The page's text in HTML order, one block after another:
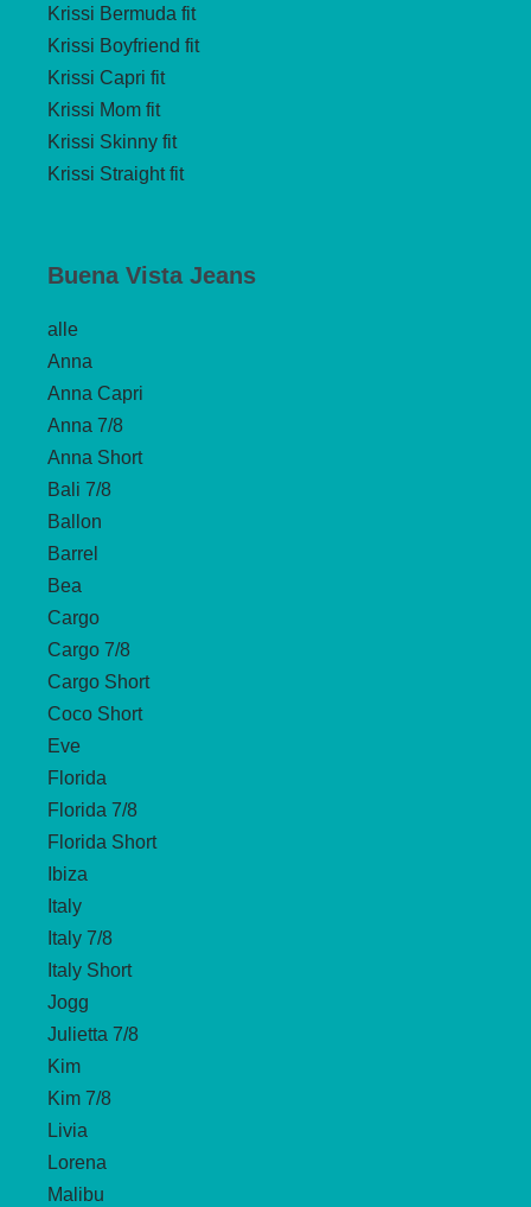
Krissi Bermuda fit
Krissi Boyfriend fit
Krissi Capri fit
Krissi Mom fit
Krissi Skinny fit
Krissi Straight fit
Buena Vista Jeans
alle
Anna
Anna Capri
Anna 7/8
Anna Short
Bali 7/8
Ballon
Barrel
Bea
Cargo
Cargo 7/8
Cargo Short
Coco Short
Eve
Florida
Florida 7/8
Florida Short
Ibiza
Italy
Italy 7/8
Italy Short
Jogg
Julietta 7/8
Kim
Kim 7/8
Livia
Lorena
Malibu